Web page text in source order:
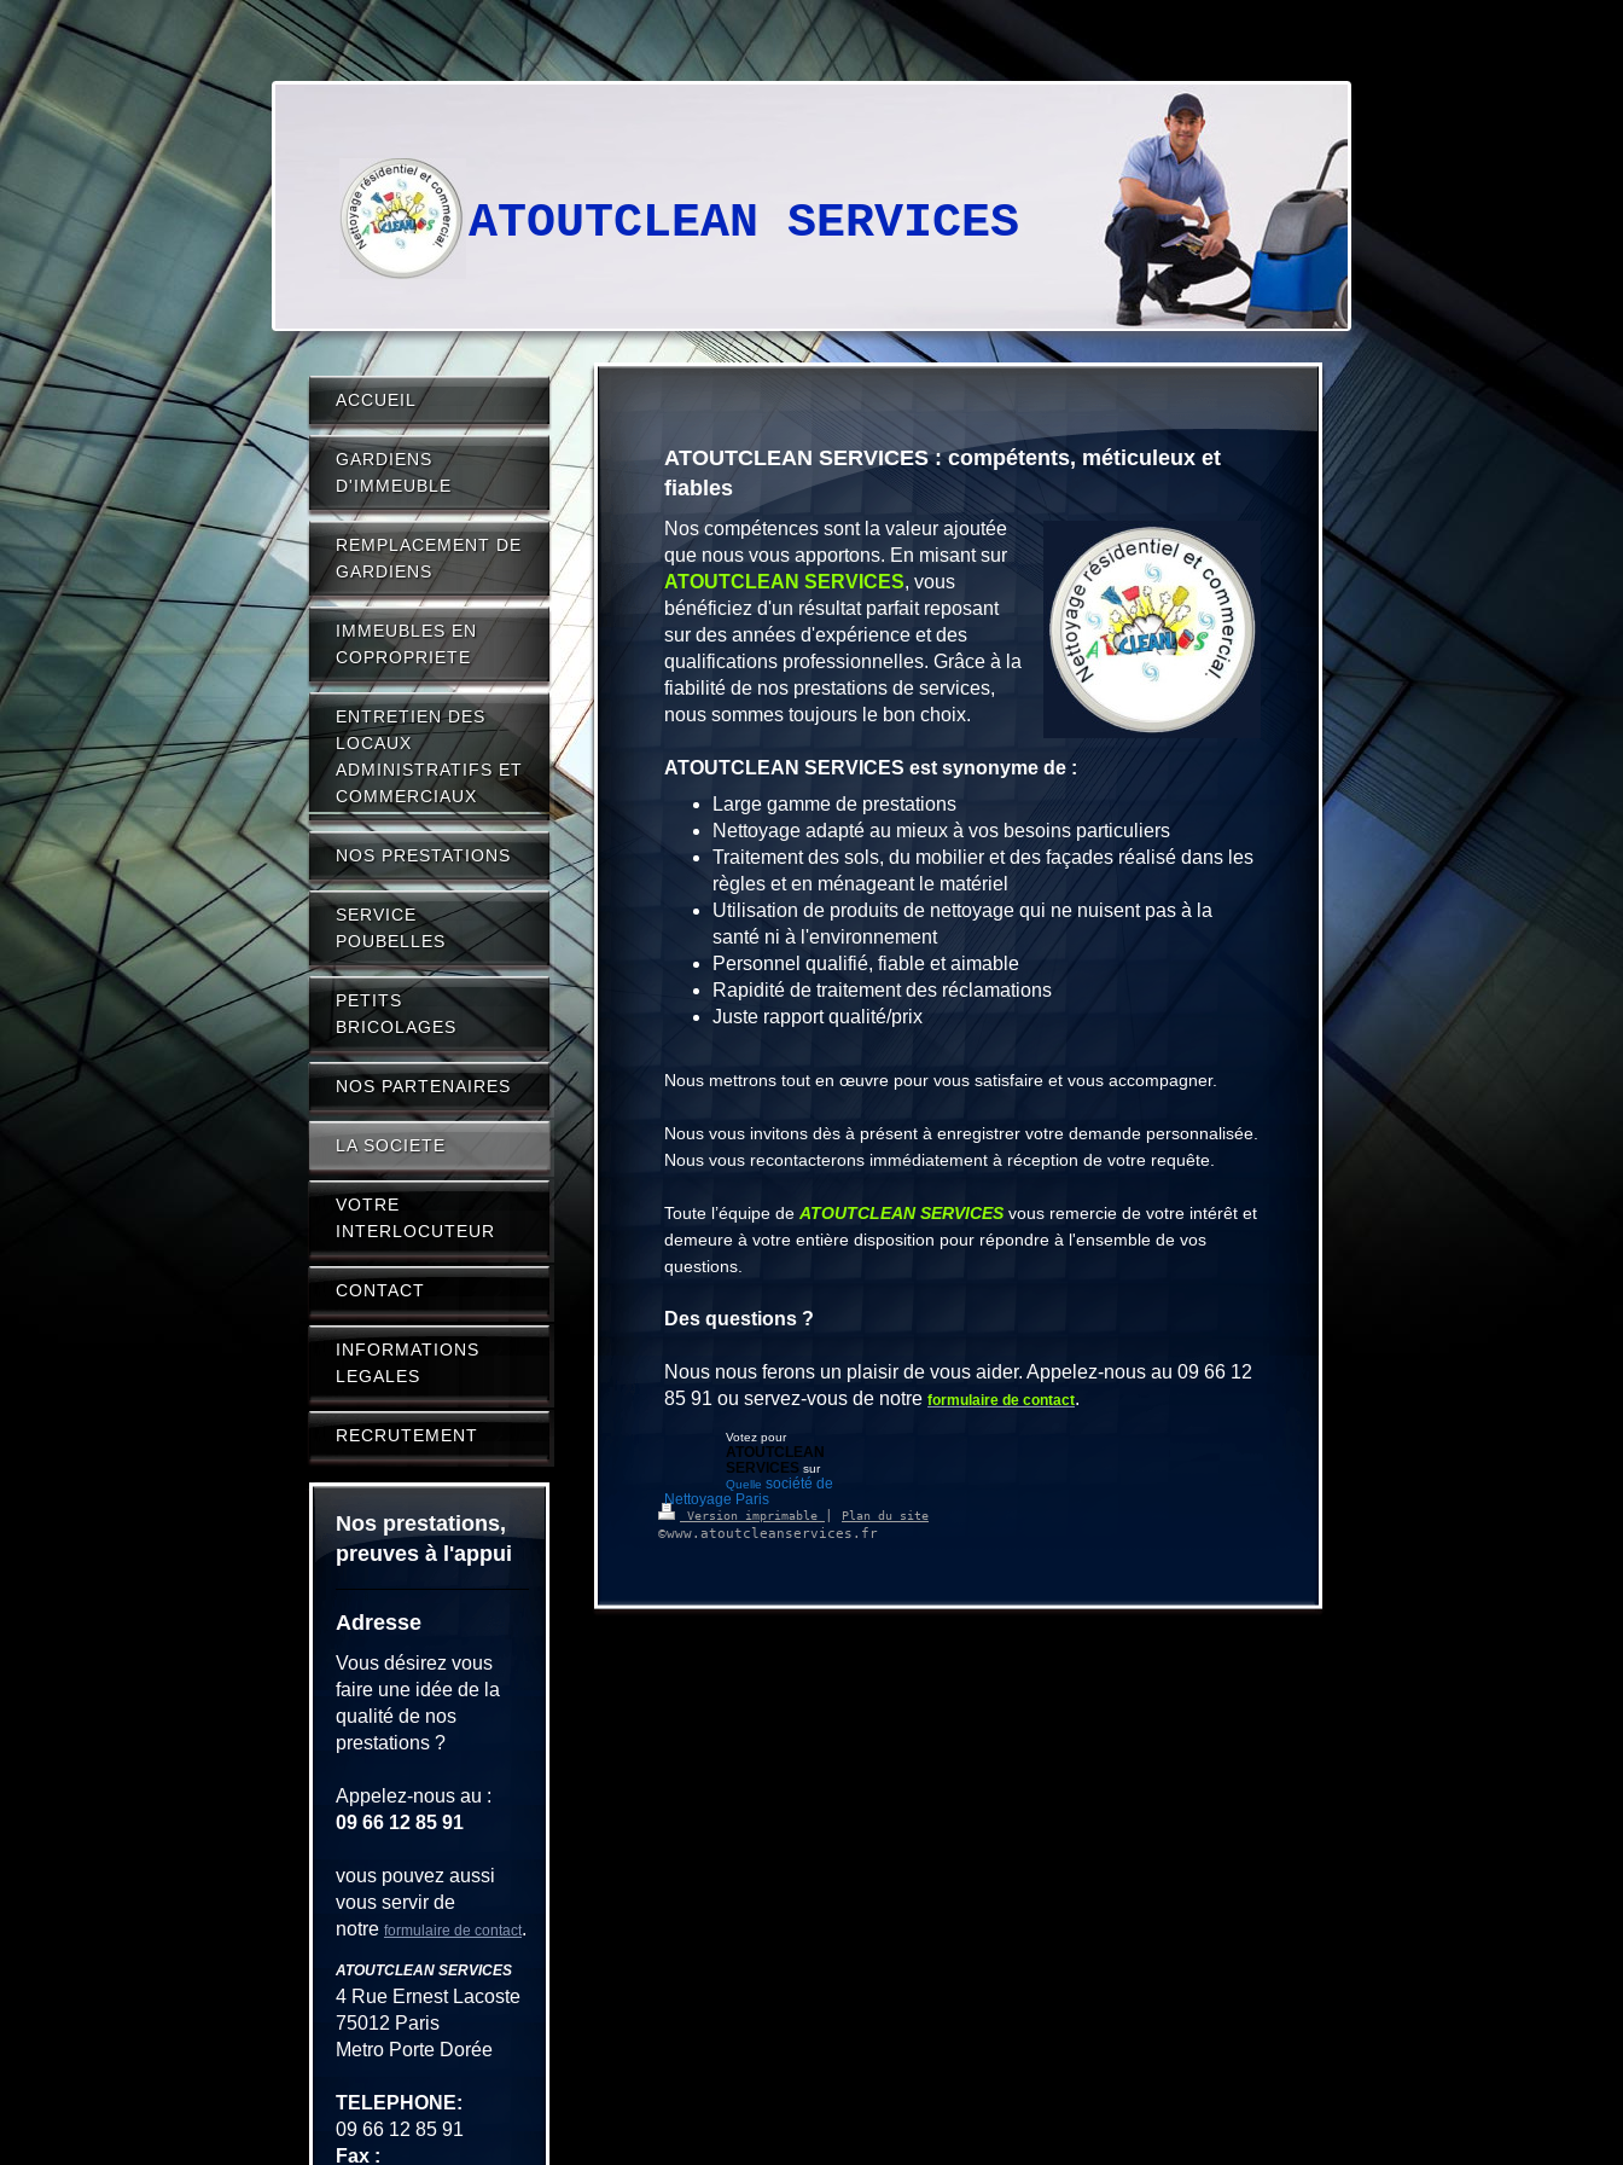
ATOUTCLEAN SERVICES
ATOUTCLEAN SERVICES : compétents, méticuleux et
fiables
Nos compétences sont la valeur ajoutée
que nous vous apportons. En misant sur
ATOUTCLEAN SERVICES, vous
bénéficiez d'un résultat parfait reposant
sur des années d'expérience et des
qualifications professionnelles. Grâce à la
fiabilité de nos prestations de services,
nous sommes toujours le bon choix.
ATOUTCLEAN SERVICES est synonyme de :
Large gamme de prestations
Nettoyage adapté au mieux à vos besoins particuliers
Traitement des sols, du mobilier et des façades réalisé dans les
règles et en ménageant le matériel
Utilisation de produits de nettoyage qui ne nuisent pas à la
santé ni à l'environnement
Personnel qualifié, fiable et aimable
Rapidité de traitement des réclamations
Juste rapport qualité/prix
Nous mettrons tout en œuvre pour vous satisfaire et vous accompagner.
Nous vous invitons dès à présent à enregistrer votre demande personnalisée.
Nous vous recontacterons immédiatement à réception de votre requête.
Toute l’équipe de ATOUTCLEAN SERVICES vous remercie de votre intérêt et
demeure à votre entière disposition pour répondre à l'ensemble de vos
questions.
Des questions ?
Nous nous ferons un plaisir de vous aider. Appelez-nous au 09 66 12
85 91 ou servez-vous de notre formulaire de contact.
Votez pour
ATOUTCLEAN
SERVICES sur
Quelle société de
Nettoyage Paris
Version imprimable Plan du site
©www.atoutcleanservices.fr
ACCUEIL
GARDIENS
D'IMMEUBLE
REMPLACEMENT DE
GARDIENS
IMMEUBLES EN
COPROPRIETE
ENTRETIEN DES
LOCAUX
ADMINISTRATIFS ET
COMMERCIAUX
NOS PRESTATIONS
SERVICE
POUBELLES
PETITS
BRICOLAGES
NOS PARTENAIRES
LA SOCIETE
VOTRE
INTERLOCUTEUR
CONTACT
INFORMATIONS
LEGALES
RECRUTEMENT
Nos prestations,
preuves à l'appui
Adresse
Vous désirez vous
faire une idée de la
qualité de nos
prestations ?
Appelez-nous au :
09 66 12 85 91
vous pouvez aussi
vous servir de
notre formulaire de contact.
ATOUTCLEAN SERVICES
4 Rue Ernest Lacoste
75012 Paris
Metro Porte Dorée
TELEPHONE:
09 66 12 85 91
Fax :